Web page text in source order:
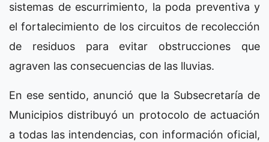
sistemas de escurrimiento, la poda preventiva y
el fortalecimiento de los circuitos de recolección
de residuos para evitar obstrucciones que
agraven las consecuencias de las lluvias.
En ese sentido, anunció que la Subsecretaría de
Municipios distribuyó un protocolo de actuación
a todas las intendencias, con información oficial,